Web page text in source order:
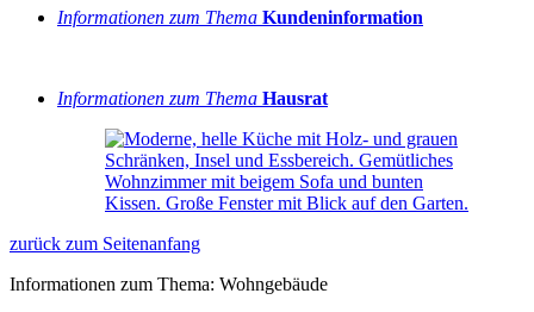
Informationen zum Thema Kundeninformation
Informationen zum Thema Hausrat
zurück zum Seitenanfang
Informationen zum Thema: Wohngebäude